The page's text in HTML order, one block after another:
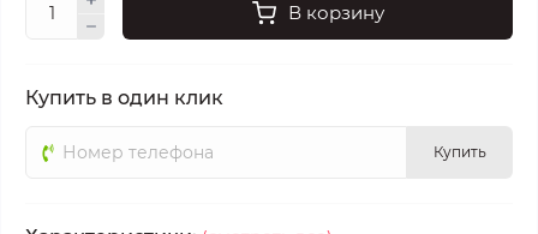
В корзину
Купить в один клик
Купить